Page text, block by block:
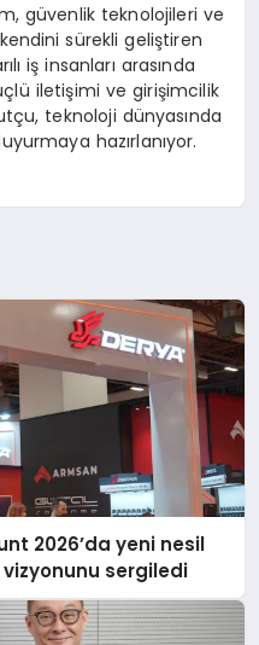
güvenlik teknolojileri ve
sürekli geliştiren
iş insanları arasında
iletişimi ve girişimcilik
teknoloji dünyasında
hazırlanıyor.
2026’da yeni nesil
sergiledi